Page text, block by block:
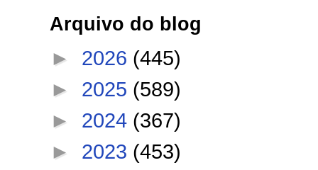
Arquivo do blog
► 2026 (445)
► 2025 (589)
► 2024 (367)
► 2023 (453)